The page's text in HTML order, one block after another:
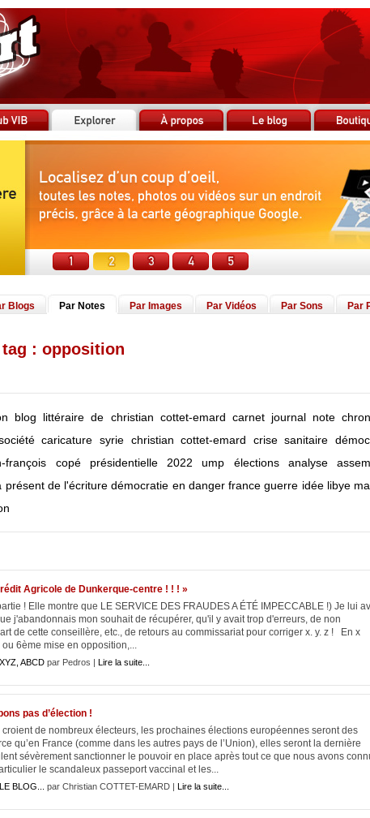
Blogs Par Notes Par Images Par Vidéos Par Sons Par
: opposition
blog littéraire de christian cottet-emard carnet journal note
caricature syrie christian cottet-emard crise sanitaire
françois copé présidentielle 2022 ump élections analyse
présent de l'écriture démocratie en danger france guerre idée libye
Agricole de Dunkerque-centre ! ! ! »
! Elle montre que LE SERVICE DES FRAUDES A ÉTÉ IMPECCABLE !) Je lui
j'abandonnais mon souhait de récupérer, qu'il y avait trop d'erreurs, de non
de cette conseillère, etc., de retours au commissariat pour corriger x. y. z ! En x
6ème mise en opposition,...
XYZ, ABCD par Pedros | Lire la suite...
pas d’élection !
de nombreux électeurs, les prochaines élections européennes seront des
qu’en France (comme dans les autres pays de l’Union), elles seront la dernière
sévèrement sanctionner le pouvoir en place après tout ce que nous avons
le scandaleux passeport vaccinal et les...
LE BLOG... par Christian COTTET-EMARD | Lire la suite...